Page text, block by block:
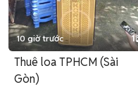
10 giờ trước 1
Thuê loa TPHCM (Sài
Gòn)